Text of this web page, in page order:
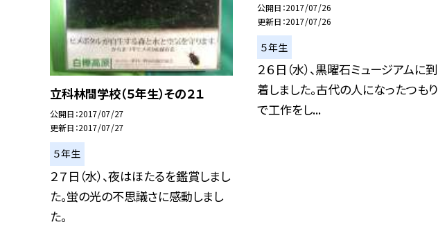
立科林間学校（５年生）その２１
公開日 2017/07/27
更新日 2017/07/27
５年生
２７日（水）、夜はほたるを鑑賞しまし
た。蛍の光の不思議さに感動しまし
た。
公開日 2017/07/26
更新日 2017/07/26
５年生
２６日（水）、黒曜石ミュージアムに到
着しました。古代の人になったつもり
で工作をし...